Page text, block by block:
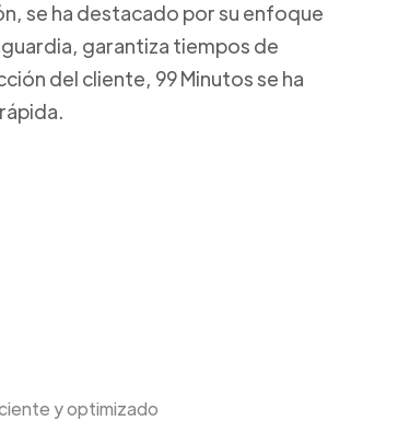
se ha destacado por su enfoque
garantiza tiempos de
del cliente, 99 Minutos se ha
y optimizado